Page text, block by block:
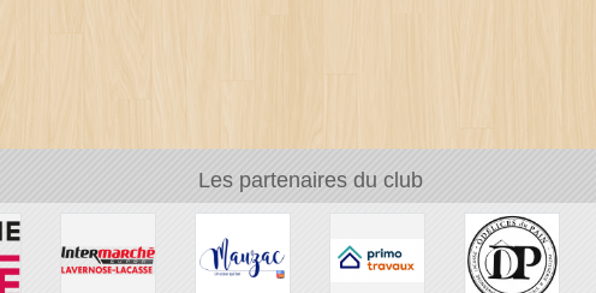
Les partenaires du club